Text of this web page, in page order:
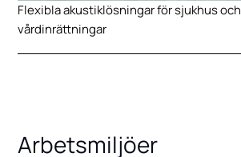
Flexibla akustiklösningar för sjukhus och
vårdinrättningar
Arbetsmiljöer